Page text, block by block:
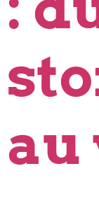
au